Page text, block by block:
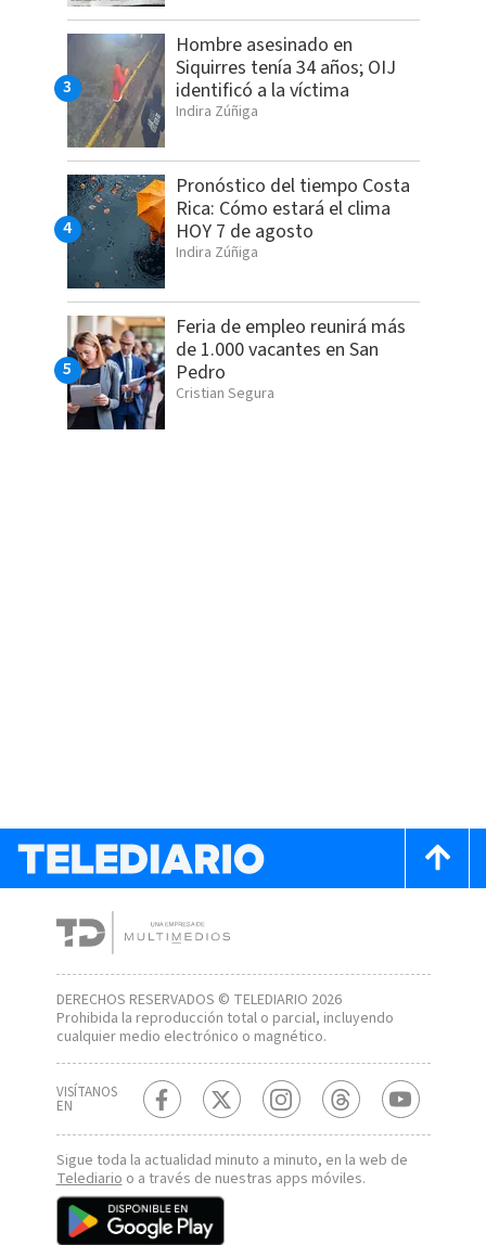
Hombre asesinado en
Siquirres tenía 34 años; OIJ
identificó a la víctima
Indira Zúñiga
Pronóstico del tiempo Costa
Rica: Cómo estará el clima
HOY 7 de agosto
Indira Zúñiga
Feria de empleo reunirá más
de 1.000 vacantes en San
Pedro
Cristian Segura
DERECHOS RESERVADOS © TELEDIARIO 2026
Prohibida la reproducción total o parcial, incluyendo
cualquier medio electrónico o magnético.
VISÍTANOS
EN
Sigue toda la actualidad minuto a minuto, en la web de
Telediarioo a través de nuestras apps móviles.